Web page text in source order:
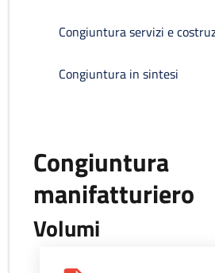
Congiuntura servizi e
Congiuntura in sintesi
Congiuntura
manifatturiero
Volumi